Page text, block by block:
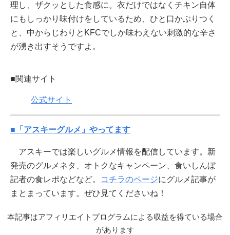
理し、ザクッとした食感に。衣だけではなくチキン自体
にもしっかり味付けをしているため、ひと口かぶりつく
と、中からじわりとKFCでしか味わえない刺激的な辛さ
が湧き出すそうですよ。
■関連サイト
公式サイト
■「アスキーグルメ」やってます
アスキーでは楽しいグルメ情報を配信しています。新
発売のグルメネタ、オトクなキャンペーン、食いしんぼ
記者の食レポなどなど。
コチラのページにグルメ記事が
まとまっています。ぜひ見てくださいね！
本記事はアフィリエイトプログラムによる収益を得ている場合
があります